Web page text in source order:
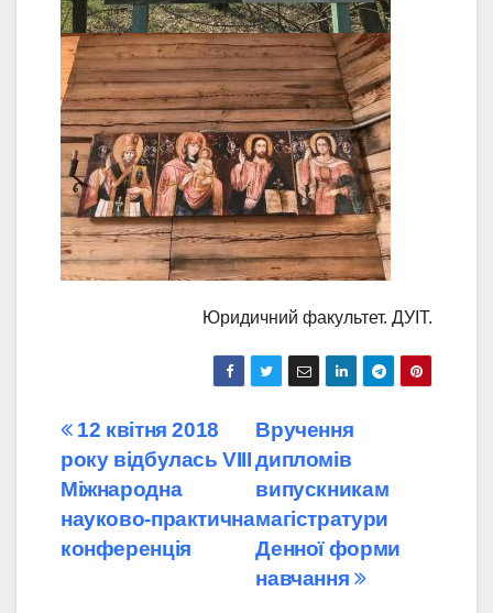
Юридичний факультет. ДУІТ.
Навігація
записів
Вручення
дипломів
випускникам
магістратури
Денної форми
навчання
12 квітня 2018
року відбулась VІІІ
Міжнародна
науково-практична
конференція